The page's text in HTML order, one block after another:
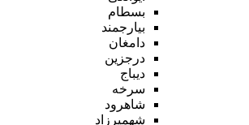
بسطام
بیارجمند
دامغان
درجزین
دیباج
سرخه
شاهرود
شهمیرزاد